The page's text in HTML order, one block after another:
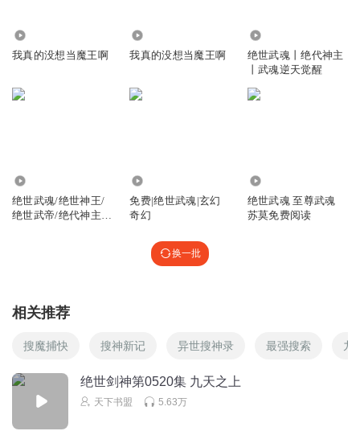
我真的没想当魔王啊 我真的没想当魔王啊
绝世武魂丨绝代神主
丨武魂逆天觉醒
绝世武魂/绝世神王/
绝世武帝/绝代神主至
免费|绝世武魂|玄幻
奇幻
绝世武魂 至尊武魂
苏莫免费阅读
换一批
相关推荐
搜魔捕快 搜神新记 异世搜神录 最强搜索 九
绝世剑神第0520集 九天之上
天下书盟 5.63万